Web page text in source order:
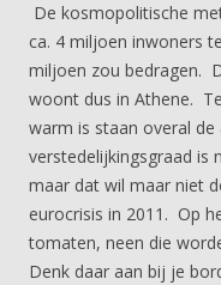
De kosmopolitische
ca. 4 miljoen inwoners
miljoen zou bedragen.
woont dus in Athene.
warm is staan overal de
verstedelijkingsgraad is
maar dat wil maar niet
eurocrisis in 2011. Op
tomaten, neen die
Denk daar aan bij je